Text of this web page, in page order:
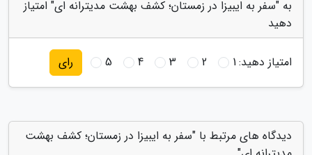
به "سفر به ایبیزا در زمستان؛ کشف بهشت مدیترانه ای" امتیاز
دهید
امتیاز دهید:1
2
3
4
5 رای
دیدگاه های مرتبط با "سفر به ایبیزا در زمستان؛ کشف بهشت